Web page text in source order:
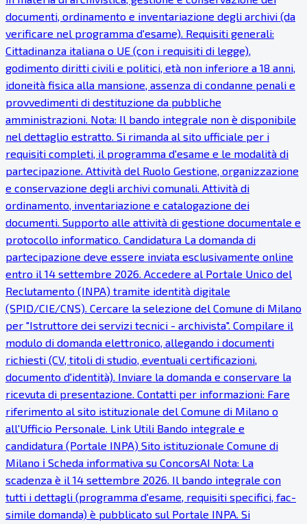
documenti, ordinamento e inventariazione degli archivi (da
verificare nel programma d'esame). Requisiti generali:
Cittadinanza italiana o UE (con i requisiti di legge),
godimento diritti civili e politici, età non inferiore a 18 anni,
idoneità fisica alla mansione, assenza di condanne penali e
provvedimenti di destituzione da pubbliche
amministrazioni. Nota: Il bando integrale non è disponibile
nel dettaglio estratto. Si rimanda al sito ufficiale per i
requisiti completi, il programma d'esame e le modalità di
partecipazione. Attività del Ruolo Gestione, organizzazione
e conservazione degli archivi comunali. Attività di
ordinamento, inventariazione e catalogazione dei
documenti. Supporto alle attività di gestione documentale e
protocollo informatico. Candidatura La domanda di
partecipazione deve essere inviata esclusivamente online
entro il 14 settembre 2026. Accedere al Portale Unico del
Reclutamento (INPA) tramite identità digitale
(SPID/CIE/CNS). Cercare la selezione del Comune di Milano
per "Istruttore dei servizi tecnici - archivista". Compilare il
modulo di domanda elettronico, allegando i documenti
richiesti (CV, titoli di studio, eventuali certificazioni,
documento d'identità). Inviare la domanda e conservare la
ricevuta di presentazione. Contatti per informazioni: Fare
riferimento al sito istituzionale del Comune di Milano o
all'Ufficio Personale. Link Utili Bando integrale e
candidatura (Portale INPA) Sito istituzionale Comune di
Milano ℹ Scheda informativa su ConcorsAI Nota: La
scadenza è il 14 settembre 2026. Il bando integrale con
tutti i dettagli (programma d'esame, requisiti specifici, fac-
simile domanda) è pubblicato sul Portale INPA. Si